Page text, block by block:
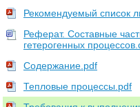
Рекомендуемый список
Реферат. Составные
гетерогенных
Содержание.pdf
Тепловые процессы.pdf